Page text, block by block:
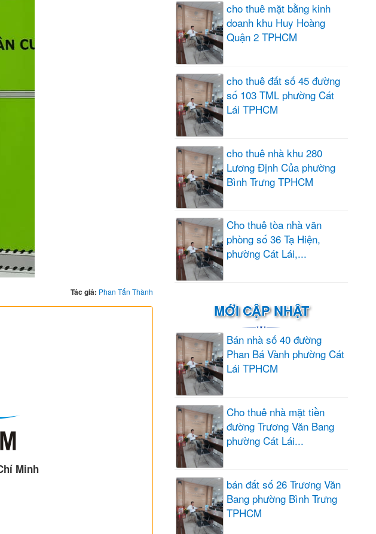
Tác giả: Phan Tấn Thành
Minh
cho thuê mặt bằng kinh
doanh khu Huy Hoàng
Quận 2 TPHCM
cho thuê đất số 45 đường
số 103 TML phường Cát
Lái TPHCM
cho thuê nhà khu 280
Lương Định Của phường
Bình Trưng TPHCM
Cho thuê tòa nhà văn
phòng số 36 Tạ Hiện,
phường Cát Lái,...
MỚI CẬP NHẬT
Bán nhà số 40 đường
Phan Bá Vành phường Cát
Lái TPHCM
Cho thuê nhà mặt tiền
đường Trương Văn Bang
phường Cát Lái...
bán đất số 26 Trương Văn
Bang phường Bình Trưng
TPHCM